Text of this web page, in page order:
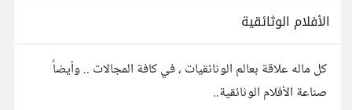
الأفلام الوثائقية
كل ماله علاقة بعالم الوثائقيات ، في كافة المجالات .. وأيضاً
صناعة الأفلام الوثائقية..